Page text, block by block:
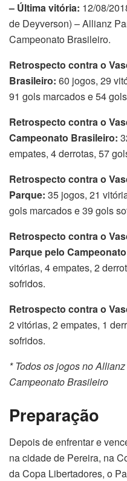
– Última vitória: 12/08/
de Deyverson) – Allianz
Campeonato Brasileiro.
Retrospecto contra o
Brasileiro: 60 jogos, 29
91 gols marcados e 54
Retrospecto contra o
Campeonato Brasileiro:
empates, 4 derrotas, 57
Retrospecto contra o
Parque: 35 jogos, 21
gols marcados e 39 gols
Retrospecto contra o
Parque pelo
vitórias, 4 empates, 2
sofridos.
Retrospecto contra o
2 vitórias, 2 empates, 1
sofridos.
* Todos os jogos no
Campeonato Brasileiro
Preparação
Depois de enfrentar e
na cidade de Pereira, na
da Copa Libertadores, o